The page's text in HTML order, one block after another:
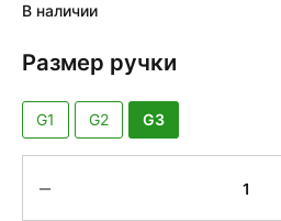
В наличии
Размер ручки
G1 G2 G3